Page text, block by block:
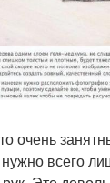
очень
всего